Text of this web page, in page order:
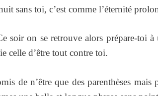
sans toi, c’est comme l’éternité
soir on se retrouve alors prépare-toi à
celle d’être tout contre toi.
de n’être que des parenthèses mais